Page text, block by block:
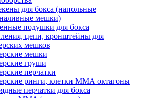
для бокса (напольные
мешки)
подушки для бокса
цепи, кронштейны для
мешков
мешки
груши
перчатки
ринги, клетки ММА октагоны
перчатки для бокса